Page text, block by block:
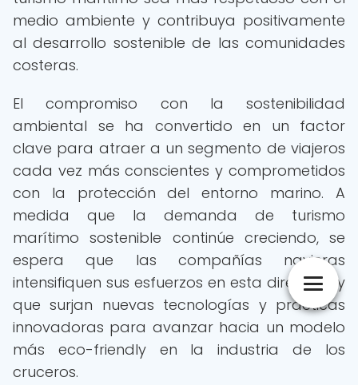
medio ambiente y contribuya positivamente
al desarrollo sostenible de las comunidades
costeras.
El compromiso con la sostenibilidad
ambiental se ha convertido en un factor
clave para atraer a un segmento de viajeros
cada vez más conscientes y comprometidos
con la protección del entorno marino. A
medida que la demanda de turismo
marítimo sostenible continúe creciendo, se
espera que las compañías navieras
intensifiquen sus esfuerzos en esta dirección y
que surjan nuevas tecnologías y prácticas
innovadoras para avanzar hacia un modelo
más eco-friendly en la industria de los
cruceros.